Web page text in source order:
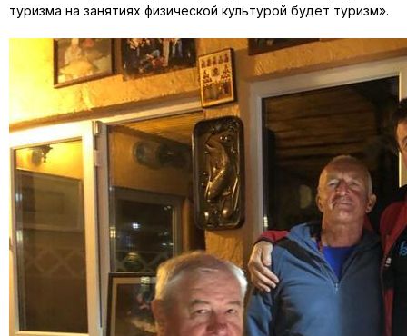
туризма на занятиях физической культурой будет туризм».